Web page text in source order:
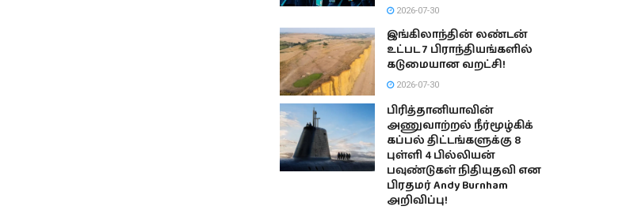
2026-07-30
இங்கிலாந்தின் லண்டன்
உட்பட 7 பிராந்தியங்களில்
கடுமையான வறட்சி!
2026-07-30
பிரித்தானியாவின்
அணுவாற்றல் நீர்மூழ்கிக்
கப்பல் திட்டங்களுக்கு 8
புள்ளி 4 பில்லியன்
பவுண்டுகள் நிதியுதவி என
பிரதமர் Andy Burnham
அறிவிப்பு!